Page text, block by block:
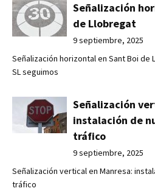
Señalización
de Llobregat
9 septiembre, 2025
Señalización horizontal en Sant Boi de
SL seguimos
Señalización
instalación de
tráfico
9 septiembre, 2025
Señalización vertical en Manresa:
tráfico